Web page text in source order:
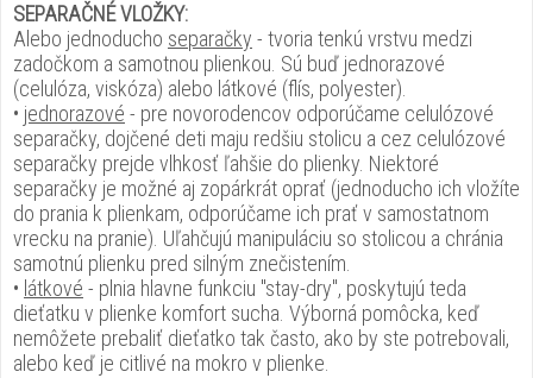
SEPARAČNÉ VLOŽKY:
Alebo jednoducho separačky - tvoria tenkú vrstvu medzi
zadočkom a samotnou plienkou. Sú buď jednorazové
(celulóza, viskóza) alebo látkové (flís, polyester).
• jednorazové - pre novorodencov odporúčame celulózové
separačky, dojčené deti maju redšiu stolicu a cez celulózové
separačky prejde vlhkosť ľahšie do plienky. Niektoré
separačky je možné aj zopárkrát oprať (jednoducho ich vložíte
do prania k plienkam, odporúčame ich prať v samostatnom
vrecku na pranie). Uľahčujú manipuláciu so stolicou a chránia
samotnú plienku pred silným znečistením.
• látkové - plnia hlavne funkciu "stay-dry", poskytujú teda
dieťatku v plienke komfort sucha. Výborná pomôcka, keď
nemôžete prebaliť dieťatko tak často, ako by ste potrebovali,
alebo keď je citlivé na mokro v plienke.